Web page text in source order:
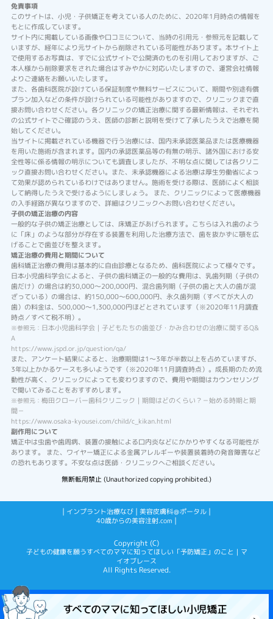
免責事項
このサイトは、小児・子供矯正を考えている人のために、2020年1月時点の情報を
もとに作成しています。
サイト内に掲載している画像や口コミについて、当時の引用元・参照元を記載して
いますが、経年により元サイトから削除されている可能性があります。本サイト上
で使用するお写真は、すでに公式サイトで公開済のものを引用しておりますが、ご
本人様から削除要求をされた場合はすみやかに対応いたしますので、運営会社情報
よりご連絡をお願いいたします。
また、各歯科医院が設けている保証制度や無料サービスについて、期間や別途有償
プラン加入などの条件が設けられている可能性がありますので、クリニックまで直
接お問い合わせください。各クリニックの矯正治療に関する最新情報は、それぞれ
の公式サイトでご確認のうえ、医師の診断と説明を受けて了承したうえで治療を開
始してください。
当サイトに掲載されている機器で行う治療には、国内未承認医薬品または医療機器
を用いた施術が含まれます。国内の承認医薬品等の有無の明示、諸外国における安
全性等に係る情報の明示についても調査しましたが、不明な点に関しては各クリニ
ック直接お問い合わせください。また、未承認機器による治療は厚生労働省によっ
て効果が認められているわけではありません。施術を受ける際は、医師によく相談
して納得したうえで受けるようにしましょう。 また、クリニックによって医療機器
の入手経路が異なりますので、詳細はクリニックへお問い合わせください。
子供の矯正治療の内容
一般的な子供の矯正治療としては、床矯正があげられます。こちらは入れ歯のよう
に「床」のような部分が存在する装置を利用した治療方法で、歯を抜かずに顎を広
げることで歯並びを整えます。
矯正治療の費用と期間について
歯科矯正治療の費用は基本的に自由診療となるため、歯科医院によって様々です。
日本小児歯科学会によると、子供の歯科矯正の一般的な費用は、乳歯列期（子供の
歯だけ）の場合は約30,000～200,000円、混合歯列期（子供の歯と大人の歯が混
ざっている）の場合は、約150,000～600,000円、永久歯列期（すべてが大人の
歯）の料金は、500,000～1,300,000円ほどとされています（※2020年11月調査
時点／すべて税不明）。
※参照元： 日本小児歯科学会｜子どもたちの歯並び・かみ合わせの治療に関するQ&
A
https://www.jspd.or.jp/question/qa/
また、アンケート結果によると、治療期間は1～3年が半数以上を占めていますが、
3年以上かかるケースも多いようです（※2020年11月調査時点）。成長期のため流
動性が高く、クリニックによっても変わりますので、費用や期間はカウンセリング
で聞いてみることをおすすめします。
※参照元： 梅田クローバー歯科クリニック｜期間はどのくらい？－始める時期と期
間－
https://www.osaka-kyousei.com/child/c_kikan.html
副作用について
矯正中は虫歯や歯周病、装置の接触による口内炎などにかかりやすくなる可能性が
あります。 また、ワイヤー矯正による金属アレルギーや装置装着時の発音障害など
の恐れもあります。不安な点は医師・クリニックへご相談ください。
無断転用禁止 (Unauthorized copying prohibited.)
| インプラント治療なび | 美容皮膚科＠ポータル |
40歳からの美容注射.com |
Copyright (C)
子どもの健康を願うすべてのママに知ってほしい「予防矯正」のこと｜マ
イオブレース
All Rights Reserved.